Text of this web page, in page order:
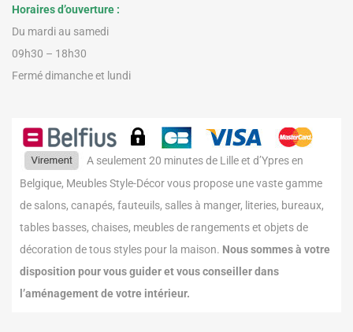
Horaires d’ouverture :
Du mardi au samedi
09h30 – 18h30
Fermé dimanche et lundi
A seulement 20 minutes de Lille et d’Ypres en
Belgique, Meubles Style-Décor vous propose une vaste gamme
de salons, canapés, fauteuils, salles à manger, literies, bureaux,
tables basses, chaises, meubles de rangements et objets de
décoration de tous styles pour la maison. Nous sommes à votre
disposition pour vous guider et vous conseiller dans
l’aménagement de votre intérieur.